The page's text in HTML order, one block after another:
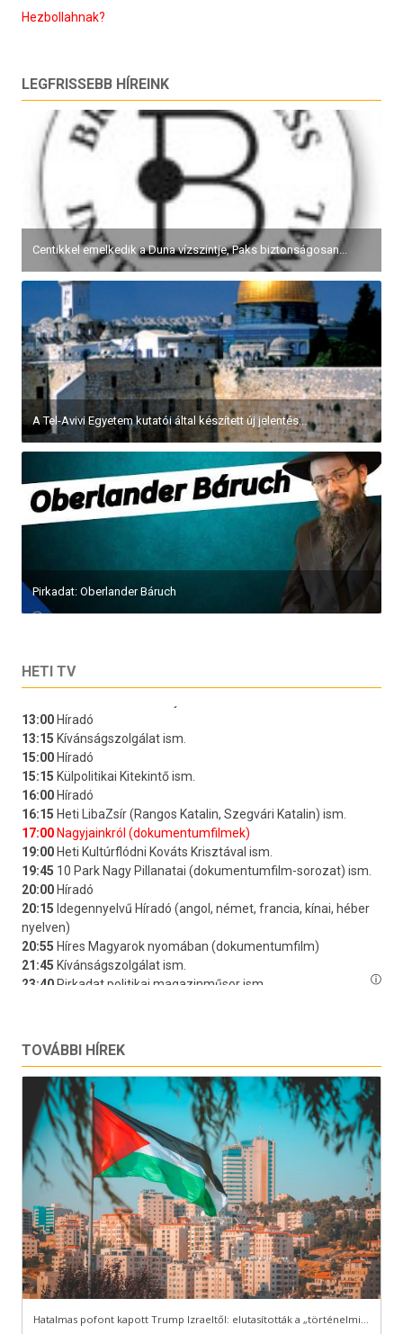
Hezbollahnak?
LEGFRISSEBB HÍREINK
Centikkel emelkedik a Duna vízszintje, Paks biztonságosan...
A Tel-Avivi Egyetem kutatói által készített új jelentés...
Pirkadat: Oberlander Báruch
HETI TV
TOVÁBBI HÍREK